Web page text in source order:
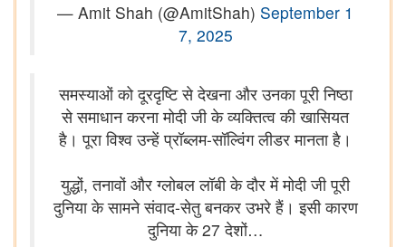
— Amit Shah (@AmitShah) September 1
7, 2025
समस्याओं को दूरदृष्टि से देखना और उनका पूरी निष्ठा
से समाधान करना मोदी जी के व्यक्तित्व की खासियत
है। पूरा विश्व उन्हें प्रॉब्लम-सॉल्विंग लीडर मानता है।
युद्धों, तनावों और ग्लोबल लॉबी के दौर में मोदी जी पूरी
दुनिया के सामने संवाद-सेतु बनकर उभरे हैं। इसी कारण
दुनिया के 27 देशों…